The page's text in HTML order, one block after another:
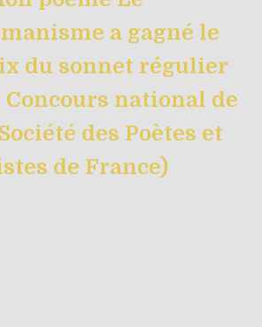
a gagné le
du sonnet régulier
Concours national de
des Poètes et
de France)